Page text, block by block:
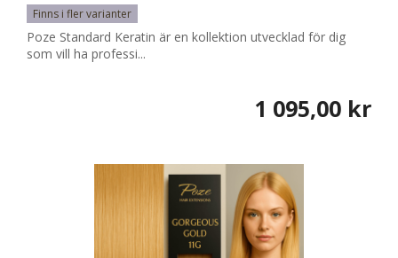
Finns i fler varianter
Poze Standard Keratin är en kollektion utvecklad för dig
som vill ha professi...
1 095,00 kr